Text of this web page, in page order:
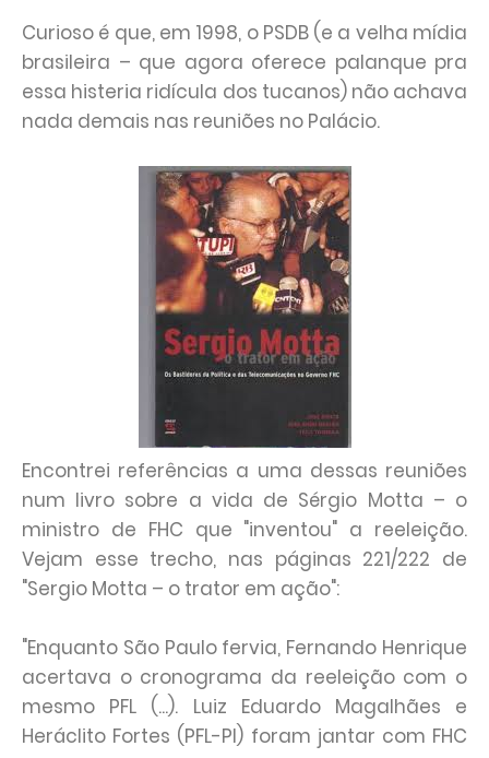
Curioso é que, em 1998, o PSDB (e a velha mídia
brasileira – que agora oferece palanque pra
essa histeria ridícula dos tucanos) não achava
nada demais nas reuniões no Palácio.
Encontrei referências a uma dessas reuniões
num livro sobre a vida de Sérgio Motta – o
ministro de FHC que "inventou" a reeleição.
Vejam esse trecho, nas páginas 221/222 de
"Sergio Motta – o trator em ação":
"Enquanto São Paulo fervia, Fernando Henrique
acertava o cronograma da reeleição com o
mesmo PFL (...). Luiz Eduardo Magalhães e
Heráclito Fortes (PFL-PI) foram jantar com FHC